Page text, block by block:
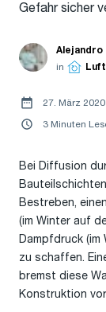
Gefahr sicher
Alejandro
in
27. März 2020
3 Minuten
Bei Diffusion
Bestreben,
(im Winter auf
Dampfdruck
zu schaffen.
bremst diese
Konstruktion